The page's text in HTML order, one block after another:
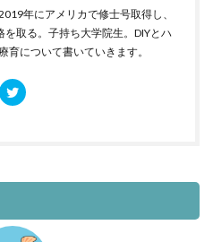
年にアメリカで修士号取得し、
取る。子持ち大学院生。DIYとハ
育について書いていきます。